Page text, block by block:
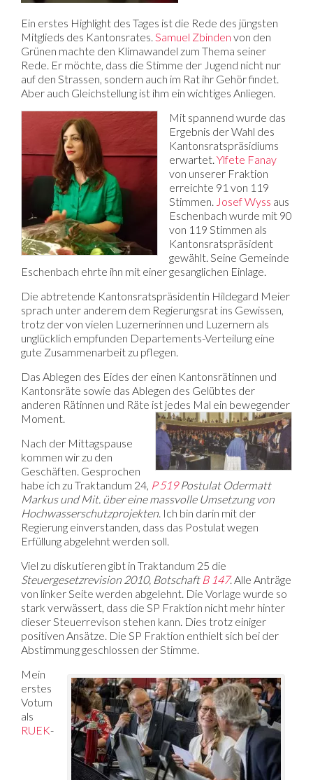
Ein erstes Highlight des Tages ist die Rede des jüngsten
Mitglieds des Kantonsrates. Samuel Zbinden von den
Grünen machte den Klimawandel zum Thema seiner
Rede. Er möchte, dass die Stimme der Jugend nicht nur
auf den Strassen, sondern auch im Rat ihr Gehör findet.
Aber auch Gleichstellung ist ihm ein wichtiges Anliegen.
Mit spannend wurde das
Ergebnis der Wahl des
Kantonsratspräsidiums
erwartet. Ylfete Fanay
von unserer Fraktion
erreichte 91 von 119
Stimmen. Josef Wyss aus
Eschenbach wurde mit 90
von 119 Stimmen als
Kantonsratspräsident
gewählt. Seine Gemeinde
Eschenbach ehrte ihn mit einer gesanglichen Einlage.
Die abtretende Kantonsratspräsidentin Hildegard Meier
sprach unter anderem dem Regierungsrat ins Gewissen,
trotz der von vielen Luzernerinnen und Luzernern als
unglücklich empfunden Departements-Verteilung eine
gute Zusammenarbeit zu pflegen.
Das Ablegen des Eides der einen Kantonsrätinnen und
Kantonsräte sowie das Ablegen des Gelübtes der
anderen Rätinnen und Räte ist jedes Mal ein bewegender
Moment.
Nach der Mittagspause
kommen wir zu den
Geschäften. Gesprochen
habe ich zu Traktandum 24, P 519Postulat Odermatt
Markus und Mit. über eine massvolle Umsetzung von
Hochwasserschutzprojekten. Ich bin darin mit der
Regierung einverstanden, dass das Postulat wegen
Erfüllung abgelehnt werden soll.
Viel zu diskutieren gibt in Traktandum 25 die
Steuergesetzrevision 2010, Botschaft B 147. Alle Anträge
von linker Seite werden abgelehnt. Die Vorlage wurde so
stark verwässert, dass die SP Fraktion nicht mehr hinter
dieser Steuerrevison stehen kann. Dies trotz einiger
positiven Ansätze. Die SP Fraktion enthielt sich bei der
Abstimmung geschlossen der Stimme.
Mein
erstes
Votum
als
RUEK-